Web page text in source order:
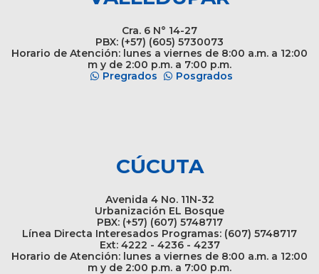
Cra. 6 N° 14-27
PBX: (+57) (605) 5730073
Horario de Atención: lunes a viernes de 8:00 a.m. a 12:00
m y de 2:00 p.m. a 7:00 p.m.
Pregrados
Posgrados
CÚCUTA
Avenida 4 No. 11N-32
Urbanización EL Bosque
PBX: (+57) (607) 5748717
Línea Directa Interesados Programas: (607) 5748717
Ext: 4222 - 4236 - 4237
Horario de Atención: lunes a viernes de 8:00 a.m. a 12:00
m y de 2:00 p.m. a 7:00 p.m.